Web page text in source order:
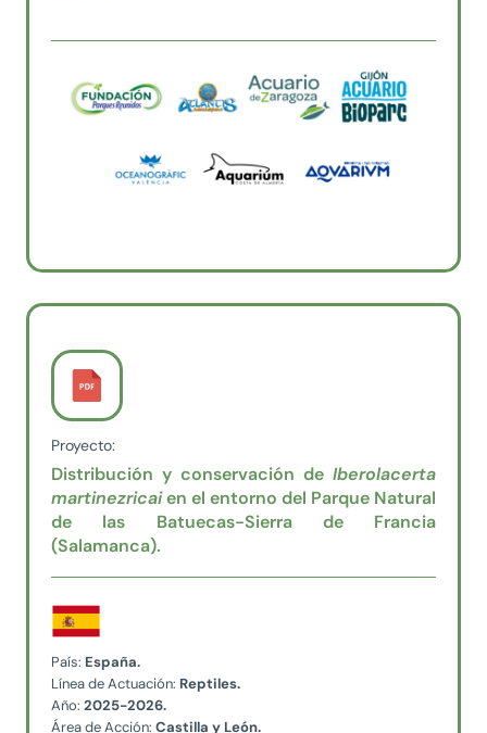
Proyecto:
Distribución y conservación de Iberolacerta
martinezricaien el entorno del Parque Natural
de las Batuecas-Sierra de Francia
(Salamanca).
País: España.
Línea de Actuación: Reptiles.
Año: 2025-2026.
Área de Acción: Castilla y León.